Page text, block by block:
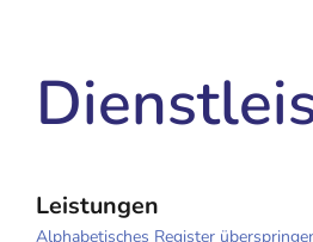
Leistungen
Alphabetisches Register